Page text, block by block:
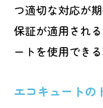
つ適切な対応が
保証が適用され
ートを使用でき
エコキュートの